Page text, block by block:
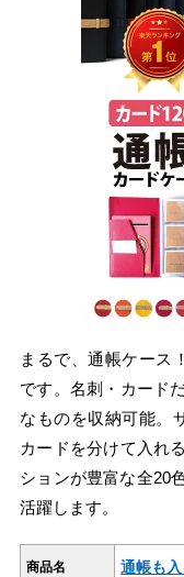
まるで、通帳ケース
です。名刺・カード
なものを収納可能。
カードを分けて入れ
ションが豊富な全20
活躍します。
商品名 通帳も